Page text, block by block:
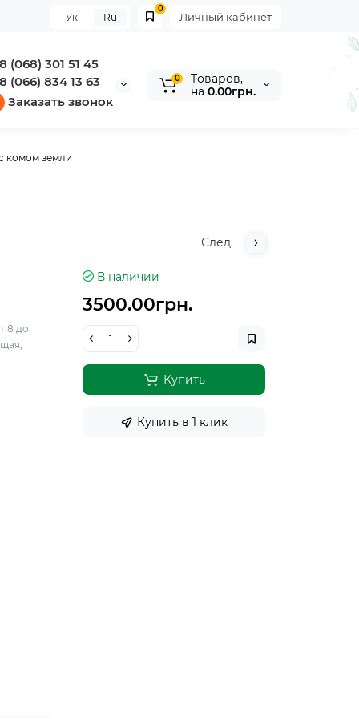
Личный кабинет
0
Ук Ru
(068) 301 51 45
(066) 834 13 63
Заказать звонок
0
Tоваров,
на 0.00грн.
земли
8 до
След.
В наличии
3500.00грн.
Купить
Купить в 1 клик